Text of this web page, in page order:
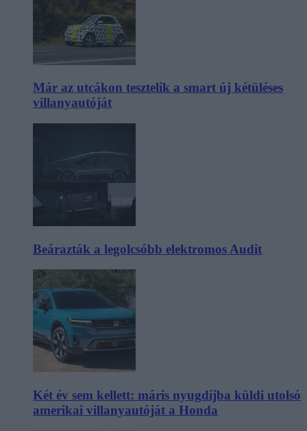
Már az utcákon tesztelik a smart új kétüléses
villanyautóját
Beárazták a legolcsóbb elektromos Audit
Két év sem kellett: máris nyugdíjba küldi utolsó
amerikai villanyautóját a Honda